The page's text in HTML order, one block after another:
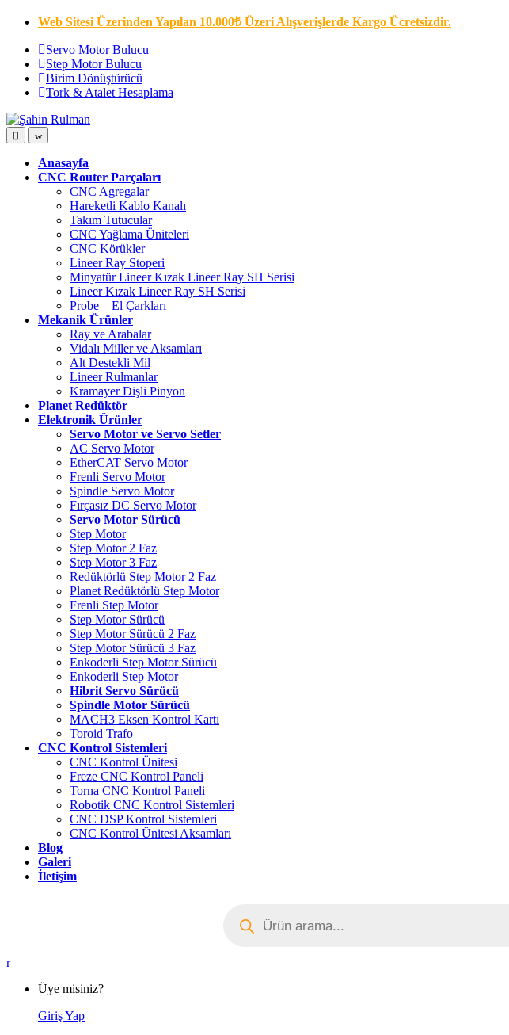
Skip
navigation
Skip
content
Web Sitesi Üzerinden Yapılan 10.000₺ Üzeri Alışverişlerde Kargo Ücretsizdir.
Servo Motor Bulucu
Step Motor Bulucu
Birim Dönüştürücü
Tork & Atalet Hesaplama
OpenClose
Anasayfa
CNC Router Parçaları
CNC Agregalar
Hareketli Kablo Kanalı
Takım Tutucular
CNC Yağlama Üniteleri
CNC Körükler
Lineer Ray Stoperi
Minyatür Lineer Kızak Lineer Ray SH Serisi
Lineer Kızak Lineer Ray SH Serisi
Probe – El Çarkları
Mekanik Ürünler
Ray ve Arabalar
Vidalı Miller ve Aksamları
Alt Destekli Mil
Lineer Rulmanlar
Kramayer Dişli Pinyon
Planet Redüktör
Elektronik Ürünler
Servo Motor ve Servo Setler
AC Servo Motor
EtherCAT Servo Motor
Frenli Servo Motor
Spindle Servo Motor
Fırçasız DC Servo Motor
Servo Motor Sürücü
Step Motor
Step Motor 2 Faz
Step Motor 3 Faz
Redüktörlü Step Motor 2 Faz
Planet Redüktörlü Step Motor
Frenli Step Motor
Step Motor Sürücü
Step Motor Sürücü 2 Faz
Step Motor Sürücü 3 Faz
Enkoderli Step Motor Sürücü
Enkoderli Step Motor
Hibrit Servo Sürücü
Spindle Motor Sürücü
MACH3 Eksen Kontrol Kartı
Toroid Trafo
CNC Kontrol Sistemleri
CNC Kontrol Ünitesi
Freze CNC Kontrol Paneli
Torna CNC Kontrol Paneli
Robotik CNC Kontrol Sistemleri
CNC DSP Kontrol Sistemleri
CNC Kontrol Ünitesi Aksamları
Blog
Galeri
İletişim
search
My
Üye misiniz?
Giriş Yap